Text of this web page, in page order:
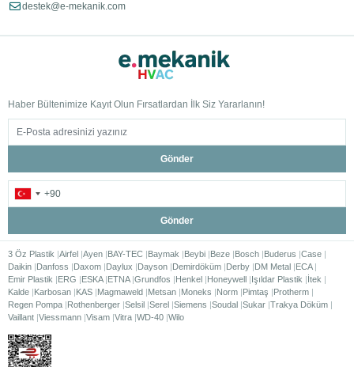
destek@e-mekanik.com
Haber Bültenimize Kayıt Olun Fırsatlardan İlk Siz Yararlanın!
Gönder
Gönder
3 Öz Plastik Airfel Ayen BAY-TEC Baymak Beybi Beze Bosch Buderus Case
Daikin Danfoss Daxom Daylux Dayson Demirdöküm Derby DM Metal ECA
Emir Plastik
ERG ESKA ETNA Grundfos Henkel Honeywell Işıldar Plastik
İtek
Kalde Karbosan KAS Magmaweld Metsan Moneks Norm Pimtaş
Protherm
Regen Pompa Rothenberger Selsil Serel Siemens Soudal Sukar Trakya Döküm
Vaillant Viessmann Visam Vitra WD-40 Wilo